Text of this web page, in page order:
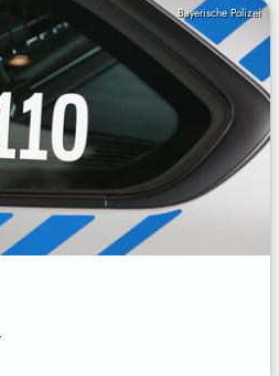
Bayerische Polizei